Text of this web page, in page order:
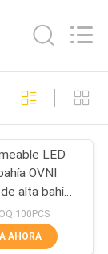
228
de alta
LED
OVNI
alta bahía
200W 240W
AHORA